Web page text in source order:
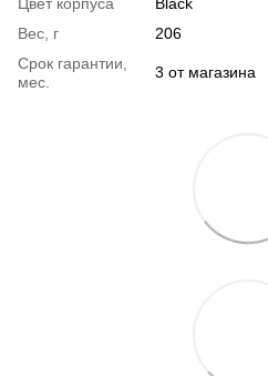
Цвет корпуса
Black
Вес, г
206
Срок гарантии,
мес.
3 от магазина